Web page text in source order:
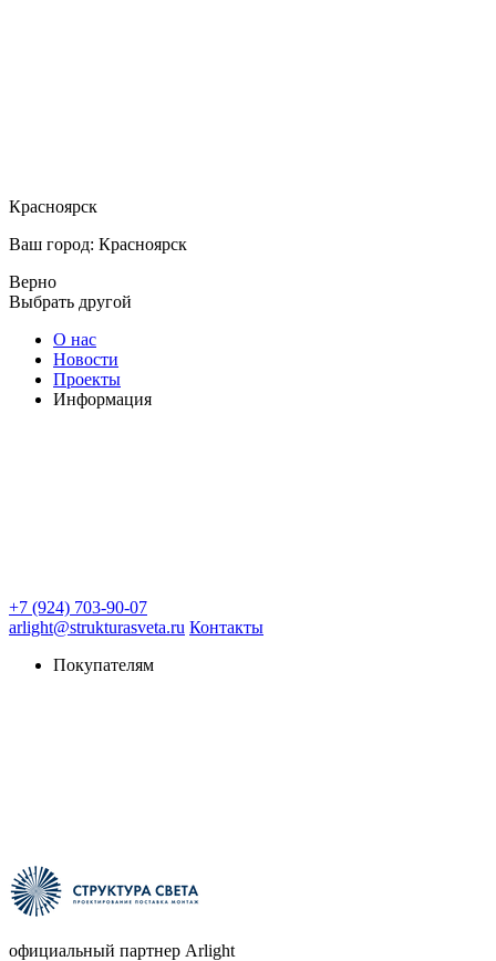
Красноярск
Ваш город: Красноярск
Верно
Выбрать другой
О нас
Новости
Проекты
Информация
+7 (924) 703-90-07
arlight@strukturasveta.ru Контакты
Покупателям
официальный партнер Arlight